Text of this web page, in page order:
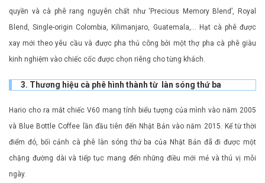
quyền và cà phê rang nguyên chất như ‘Precious Memory Blend’, Royal
Blend, Single-origin Colombia, Kilimanjaro, Guatemala,… Hạt cà phê được
xay mới theo yêu cầu và được pha thủ công bởi một thợ pha cà phê giàu
kinh nghiệm vào chiếc cốc được chọn riêng cho từng khách.
3. Thương hiệu cà phê hình thành từ làn sóng thứ ba
Hario cho ra mắt chiếc V60 mang tính biểu tượng của mình vào năm 2005
và Blue Bottle Coffee lần đầu tiên đến Nhật Bản vào năm 2015. Kể từ thời
điểm đó, bối cảnh cà phê làn sóng thứ ba của Nhật Bản đã đi được một
chặng đường dài và tiếp tục mang đến những điều mới mẻ và thú vị mỗi
ngày.